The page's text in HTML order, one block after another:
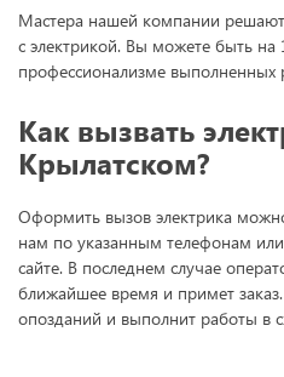
Мастера нашей компании
с электрикой. Вы можете быть на
профессионализме выполненных
Как вызвать
Крылатском?
Оформить вызов электрика
нам по указанным телефонам
сайте. В последнем случае
ближайшее время и примет
опозданий и выполнит работы в